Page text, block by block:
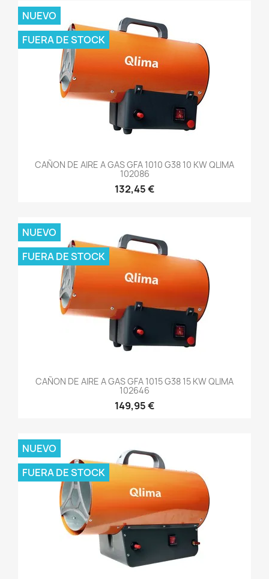
CAÑON DE AIRE A GAS GFA 1010 G38 10 KW QLIMA
102086
132,45 €
NUEVO
FUERA DE STOCK
CAÑON DE AIRE A GAS GFA 1015 G38 15 KW QLIMA
102646
149,95 €
NUEVO
FUERA DE STOCK
NUEVO
FUERA DE STOCK